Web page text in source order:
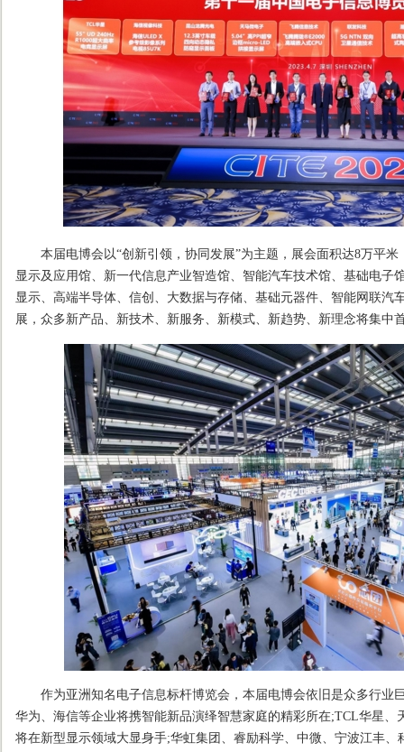
本届电博会以“创新引领，协同发展”为主题，展会面积达8万平米
显示及应用馆、新一代信息产业智造馆、智能汽车技术馆、基础电子
显示、高端半导体、信创、大数据与存储、基础元器件、智能网联汽
展，众多新产品、新技术、新服务、新模式、新趋势、新理念将集中
作为亚洲知名电子信息标杆博览会，本届电博会依旧是众多行业
华为、海信等企业将携智能新品演绎智慧家庭的精彩所在;TCL华星、
将在新型显示领域大显身手;华虹集团、睿励科学、中微、宁波江丰